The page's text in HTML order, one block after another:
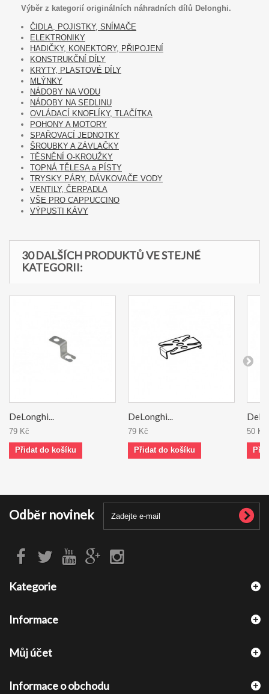
Výběr z kategorií originálních náhradních dílů Delonghi.
ČIDLA, POJISTKY, SNÍMAČE
ELEKTRONIKY
HADIČKY, KONEKTORY, PŘIPOJENÍ
KONSTRUKČNÍ DÍLY
KRYTY, PLASTOVÉ DÍLY
MLÝNKY
NÁDOBY NA VODU
NÁDOBY NA SEDLINU
OVLÁDACÍ KNOFLÍKY, TLAČÍTKA
POHONY A MOTORY
SPAŘOVACÍ JEDNOTKY
ŠROUBKY A ZÁVLAČKY
TĚSNĚNÍ O-KROUŽKY
TOPNÁ TĚLESA a PÍSTY
TRYSKY PÁRY, DÁVKOVAČE VODY
VENTILY, ČERPADLA
VŠE PRO CAPPUCCINO
VÝPUSTI KÁVY
30 DALŠÍCH PRODUKTŮ VE STEJNÉ
KATEGORII:
DeLonghi...
79 Kč
Přidat do košíku
DeLonghi...
79 Kč
Přidat do košíku
50 Kč
Odběr novinek
Kategorie
Informace
Můj účet
Informace o obchodu